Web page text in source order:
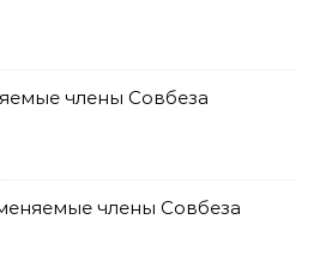
члены Совбеза
члены Совбеза